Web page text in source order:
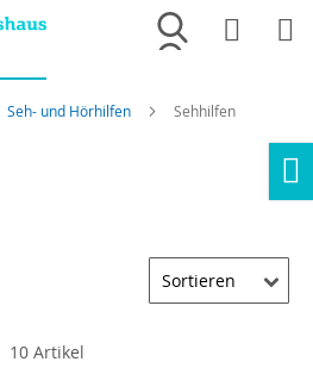
Merkliste
Seh- und Hörhilfen Sehhilfen
10Artikel